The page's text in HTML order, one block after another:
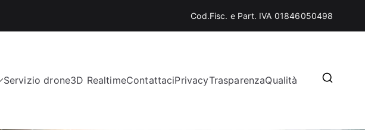
Cod.Fisc. e Part. IVA 01846050498
Servizio drone3D RealtimeContattaciPrivacyTrasparenzaQualità